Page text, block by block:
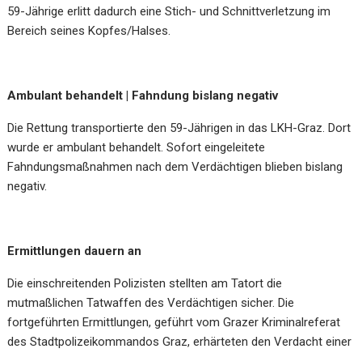
59-Jährige erlitt dadurch eine Stich- und Schnittverletzung im
Bereich seines Kopfes/Halses.
Ambulant behandelt | Fahndung bislang negativ
Die Rettung transportierte den 59-Jährigen in das LKH-Graz. Dort
wurde er ambulant behandelt. Sofort eingeleitete
Fahndungsmaßnahmen nach dem Verdächtigen blieben bislang
negativ.
Ermittlungen dauern an
Die einschreitenden Polizisten stellten am Tatort die
mutmaßlichen Tatwaffen des Verdächtigen sicher. Die
fortgeführten Ermittlungen, geführt vom Grazer Kriminalreferat
des Stadtpolizeikommandos Graz, erhärteten den Verdacht einer